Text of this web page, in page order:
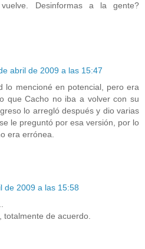
Desinformas a la gente?
abril de 2009 a las 15:47
lo mencioné en potencial, pero era
que Cacho no iba a volver con su
lo arregló después y dio varias
le preguntó por esa versión, por lo
era errónea.
de 2009 a las 15:58
de acuerdo.